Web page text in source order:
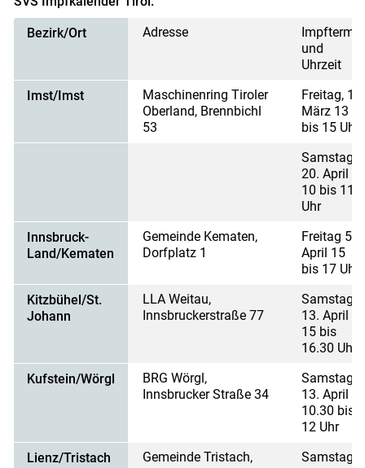
Bezirk/Ort Adresse
Impftermin
und
Uhrzeit
Imst/Imst
Maschinenring Tiroler
Oberland, Brennbichl
53
Freitag, 15.
März 13
bis 15 Uhr
Samstag,
20. April
10 bis 11
Uhr
Innsbruck-
Land/Kematen
Gemeinde Kematen,
Dorfplatz 1
Freitag 5.
April 15
bis 17 Uhr
Kitzbühel/St.
Johann
LLA Weitau,
Innsbruckerstraße 77
Samstag,
13. April
15 bis
16.30 Uhr
Kufstein/Wörgl
BRG Wörgl,
Innsbrucker Straße 34
Samstag,
13. April
10.30 bis
12 Uhr
Lienz/Tristach
Gemeinde Tristach,
Samstag,